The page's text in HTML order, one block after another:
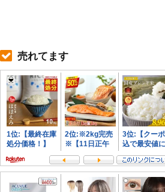
売れてます